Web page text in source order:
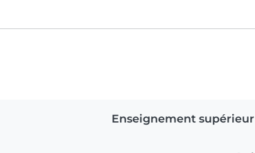
Enseignement supérieur